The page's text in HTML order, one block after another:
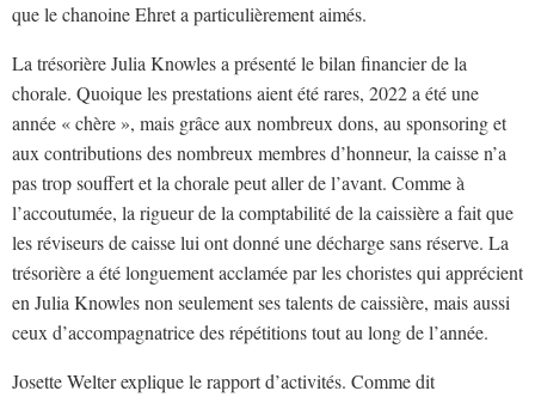
que le chanoine Ehret a particulièrement aimés.
La trésorière Julia Knowles a présenté le bilan financier de la
chorale. Quoique les prestations aient été rares, 2022 a été une
année « chère », mais grâce aux nombreux dons, au sponsoring et
aux contributions des nombreux membres d’honneur, la caisse n’a
pas trop souffert et la chorale peut aller de l’avant. Comme à
l’accoutumée, la rigueur de la comptabilité de la caissière a fait que
les réviseurs de caisse lui ont donné une décharge sans réserve. La
trésorière a été longuement acclamée par les choristes qui apprécient
en Julia Knowles non seulement ses talents de caissière, mais aussi
ceux d’accompagnatrice des répétitions tout au long de l’année.
Josette Welter explique le rapport d’activités. Comme dit